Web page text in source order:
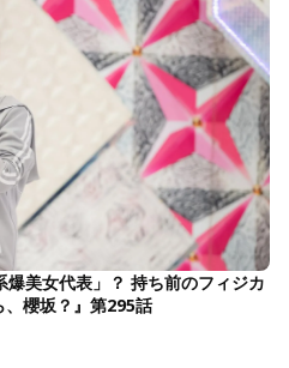
美女代表」？ 持ち前のフィジカ
櫻坂？』第295話